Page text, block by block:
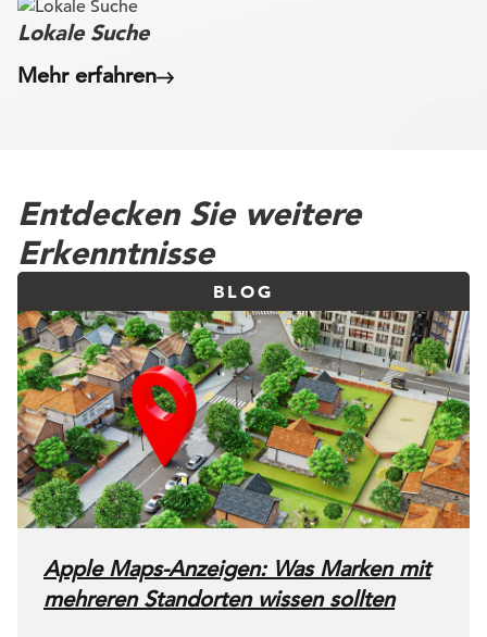
Lokale Suche
Mehr erfahren
Entdecken Sie weitere
Erkenntnisse
BLOG
Apple Maps-Anzeigen: Was Marken mit
mehreren Standorten wissen sollten